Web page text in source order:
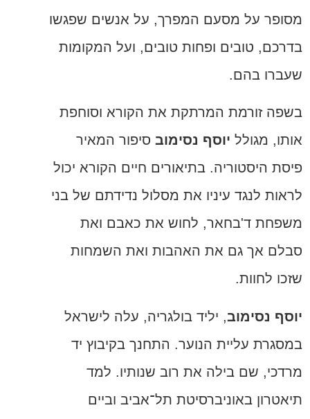
מסופר על מסעם המפרך, על אנשים שפגשו
בדרכם, טובים ופחות טובים, ועל המקומות
שעברו בהם.
בשפה זורמת המרתקת את הקורא וסוחפת
אותו, מגולל יוסף נסימוב סיפור המאיר
פיסת היסטוריה. בתיאורים חיים הקורא יכול
לראות לנגד עיניו את מסלול נדידתם של בני
משפחת ד'בחאר, לחוש את כאבם ואת
סבלם אך גם את האהבות ואת השמחות
שזכו לחוות.
יוסף נסימוב, יליד בולגריה, עלה לישראל
במסגרת עליית הנוער. התחנך בקיבוץ יד
מרדכי, שם בילה את רוב שנותיו. למד
תיאטרון באוניברסיטת תל־אביב וביים